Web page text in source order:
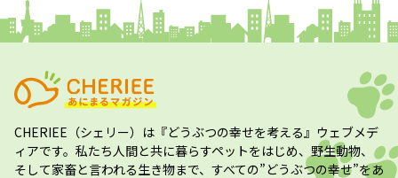
CHERIEE（シェリー） は『どうぶつの幸せを考える』ウェブメデ
ィアです。私たち人間と共に暮らすペットをはじめ、野生動物、
そして家畜と言われる生き物まで、すべての”どうぶつの幸せ”をあ